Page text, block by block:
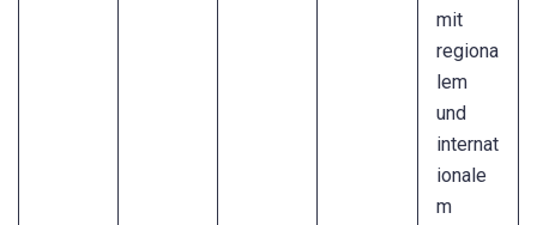
mit
regiona
lem
und
internat
ionale
m